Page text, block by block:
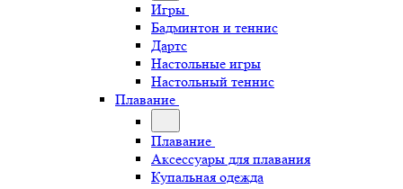
Игры
Бадминтон и теннис
Дартс
Настольные игры
Настольный теннис
Плавание
Плавание
Аксессуары для плавания
Купальная одежда